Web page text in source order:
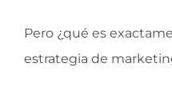
Pero ¿qué es
estrategia de